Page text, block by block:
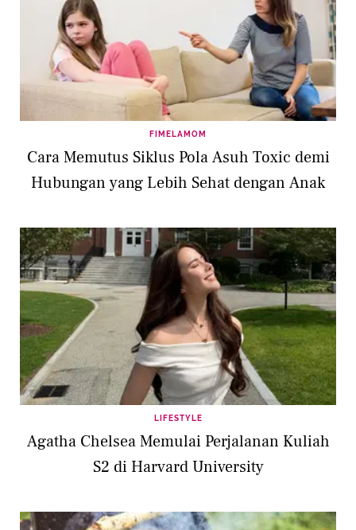
FIMELAMOM
Cara Memutus Siklus Pola Asuh Toxic demi
Hubungan yang Lebih Sehat dengan Anak
LIFESTYLE
Agatha Chelsea Memulai Perjalanan Kuliah
S2 di Harvard University